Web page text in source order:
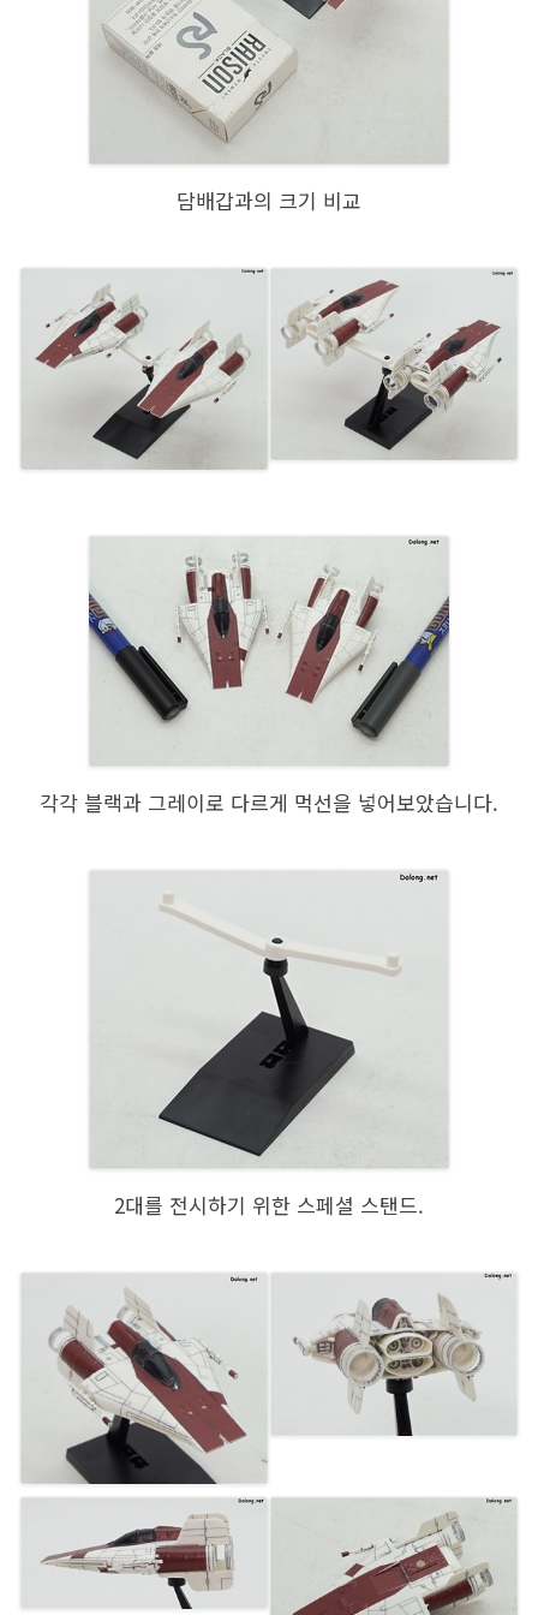
담배갑과의 크기 비교
각각 블랙과 그레이로 다르게 먹선을 넣어보았습니다.
2대를 전시하기 위한 스페셜 스탠드.